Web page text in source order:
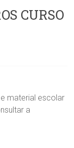
CURSO
material escolar
a